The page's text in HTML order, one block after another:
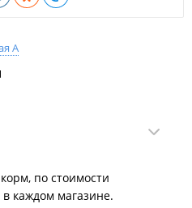
А
по стоимости
каждом магазине.